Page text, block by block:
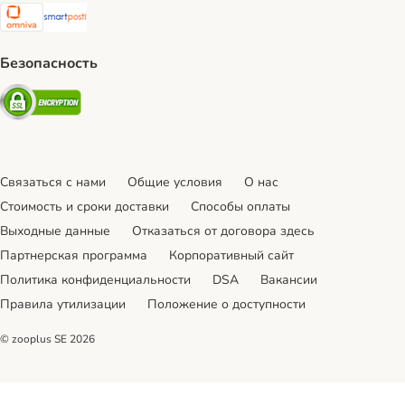
Omniva Shipping Method
SmartPosti Shipping Method
Безопасность
Security
Связаться с нами Общие условия
О нас
Стоимость и сроки доставки
Cпособы оплаты
Выходные данные
Отказаться от договора здесь
Партнерская программа
Корпоративный сайт
Политика конфиденциальности
DSA
Вакансии
Правила утилизации
Положение о доступности
© zooplus SE 2026